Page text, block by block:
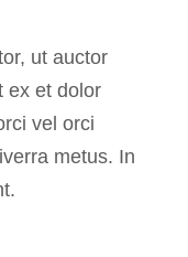
ut auctor
ex et dolor
vel orci
metus. In